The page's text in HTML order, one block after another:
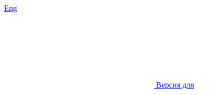
Eng
Версия для